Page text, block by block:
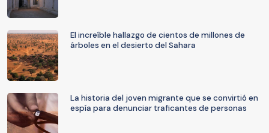
El increíble hallazgo de cientos de millones de
árboles en el desierto del Sahara
La historia del joven migrante que se convirtió en
espía para denunciar traficantes de personas